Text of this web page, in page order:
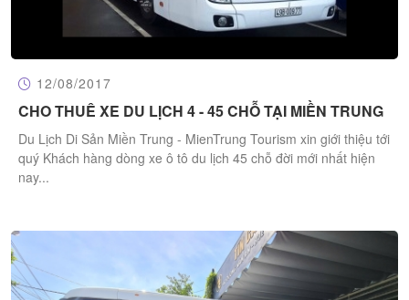
12/08/2017
CHO THUÊ XE DU LỊCH 4 - 45 CHỖ TẠI MIỀN TRUNG
Du Lịch Di Sản Miền Trung - MienTrung Tourism xin giới thiệu tới
quý Khách hàng dòng xe ô tô du lịch 45 chỗ đời mới nhất hiện
nay...